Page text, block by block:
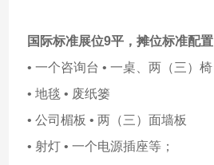
国际标准展位9平，摊位标准配置
• 一个咨询台 • 一桌、两（三）椅
• 地毯 • 废纸篓
• 公司楣板 • 两（三）面墙板
• 射灯 • 一个电源插座等；